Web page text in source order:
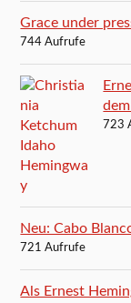
Grace under
744 Aufrufe
723
Neu: Cabo
721 Aufrufe
Als Ernest